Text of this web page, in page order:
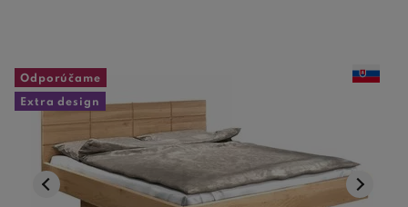
Odporúčame
Extra design